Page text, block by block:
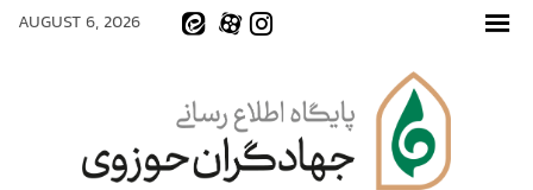
AUGUST 6, 2026